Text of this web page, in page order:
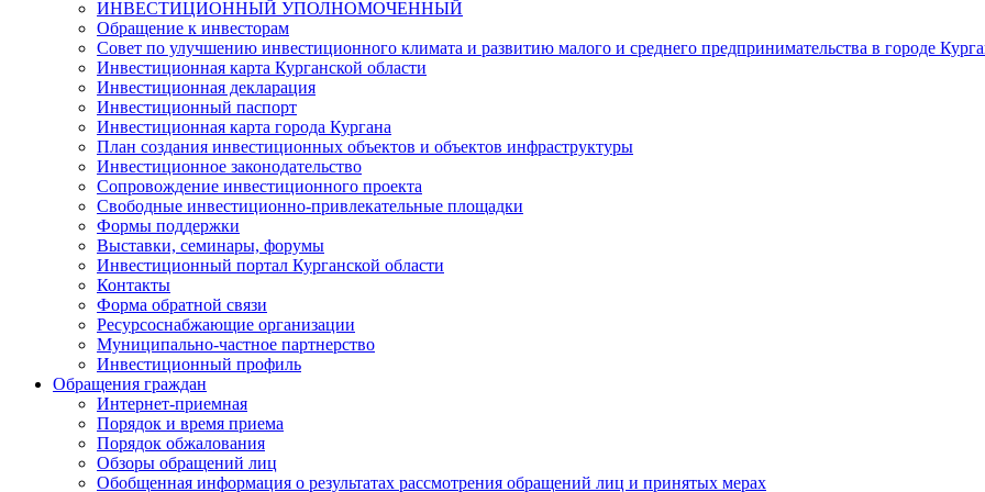
ИНВЕСТИЦИОННЫЙ УПОЛНОМОЧЕННЫЙ
Обращение к инвесторам
Совет по улучшению инвестиционного климата и развитию малого и среднего предпринимательства в городе
Инвестиционная карта Курганской области
Инвестиционная декларация
Инвестиционный паспорт
Инвестиционная карта города Кургана
План создания инвестиционных объектов и объектов инфраструктуры
Инвестиционное законодательство
Сопровождение инвестиционного проекта
Свободные инвестиционно-привлекательные площадки
Формы поддержки
Выставки, семинары, форумы
Инвестиционный портал Курганской области
Контакты
Форма обратной связи
Ресурсоснабжающие организации
Муниципально-частное партнерство
Инвестиционный профиль
Обращения граждан
Интернет-приемная
Порядок и время приема
Порядок обжалования
Обзоры обращений лиц
Обобщенная информация о результатах рассмотрения обращений лиц и принятых мерах